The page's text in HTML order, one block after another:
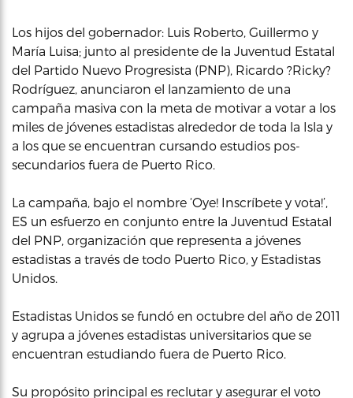
Los hijos del gobernador: Luis Roberto, Guillermo y
María Luisa; junto al presidente de la Juventud Estatal
del Partido Nuevo Progresista (PNP), Ricardo ?Ricky?
Rodríguez, anunciaron el lanzamiento de una
campaña masiva con la meta de motivar a votar a los
miles de jóvenes estadistas alrededor de toda la Isla y
a los que se encuentran cursando estudios pos-
secundarios fuera de Puerto Rico.
La campaña, bajo el nombre ‘Oye! Inscríbete y vota!’,
ES un esfuerzo en conjunto entre la Juventud Estatal
del PNP, organización que representa a jóvenes
estadistas a través de todo Puerto Rico, y Estadistas
Unidos.
Estadistas Unidos se fundó en octubre del año de 2011
y agrupa a jóvenes estadistas universitarios que se
encuentran estudiando fuera de Puerto Rico.
Su propósito principal es reclutar y asegurar el voto